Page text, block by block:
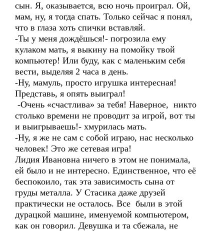
сын. Я, оказывается, всю ночь проиграл. Ой,
мам, ну, я тогда спать. Только сейчас я понял,
что в глаза хоть спички вставляй.
-Ты у меня дождёшься!- погрозила ему
кулаком мать, я выкину на помойку твой
компьютер! Или буду, как с маленьким себя
вести, выделяя 2 часа в день.
-Ну, мамуль, просто игрушка интересная!
Представь, я опять выиграл!
-Очень «счастлива» за тебя! Наверное, никто
столько времени не проводит за игрой, вот ты
и выигрываешь!- хмурилась мать.
-Ну, я же не сам с собой играю, нас несколько
человек! Это же сетевая игра!
Лидия Ивановна ничего в этом не понимала,
ей было и не интересно. Единственное, что её
беспокоило, так эта зависимость сына от
груды металла. У Стасика даже друзей
практически не осталось. Все были в этой
дурацкой машине, именуемой компьютером,
как он говорил. Девушка и та сбежала, не